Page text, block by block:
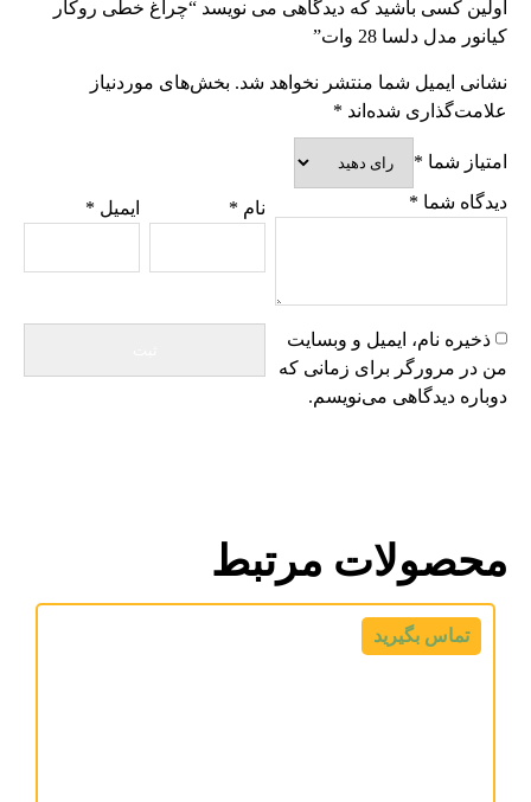
اولین کسی باشید که دیدگاهی می نویسد “چراغ خطی روکار
کیانور مدل دلسا 28 وات”
نشانی ایمیل شما منتشر نخواهد شد. بخش‌های موردنیاز
علامت‌گذاری شده‌اند *
امتیاز شما *
دیدگاه شما * نام * ایمیل *
ذخیره نام، ایمیل و وبسایت
من در مرورگر برای زمانی که
دوباره دیدگاهی می‌نویسم.
محصولات مرتبط
تماس بگیرید